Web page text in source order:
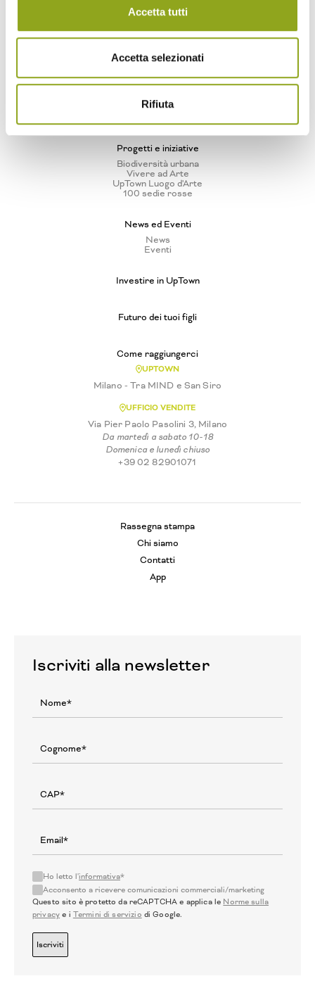
Accetta tutti
Accetta selezionati
Rifiuta
— Inspire UpTown
Quartiere
Benessere naturale a 360°
Cascina Spazio Vivo
Storie
Sostenibilità
Progetti e iniziative
Biodiversità urbana
Vivere ad Arte
UpTown Luogo d'Arte
100 sedie rosse
News ed Eventi
News
Eventi
Investire in UpTown
Futuro dei tuoi figli
Come raggiungerci
UPTOWN
Milano - Tra MIND e San Siro
UFFICIO VENDITE
Via Pier Paolo Pasolini 3, Milano
Da martedì a sabato 10-18
Domenica e lunedì chiuso
+39 02 82901071
Rassegna stampa
Chi siamo
Contatti
App
Iscriviti alla newsletter
Ho letto l'informativa*
Acconsento a ricevere comunicazioni commerciali/marketing
Questo sito è protetto da reCAPTCHA e applica le Norme sulla
privacy e i Termini di servizio di Google.
Iscriviti